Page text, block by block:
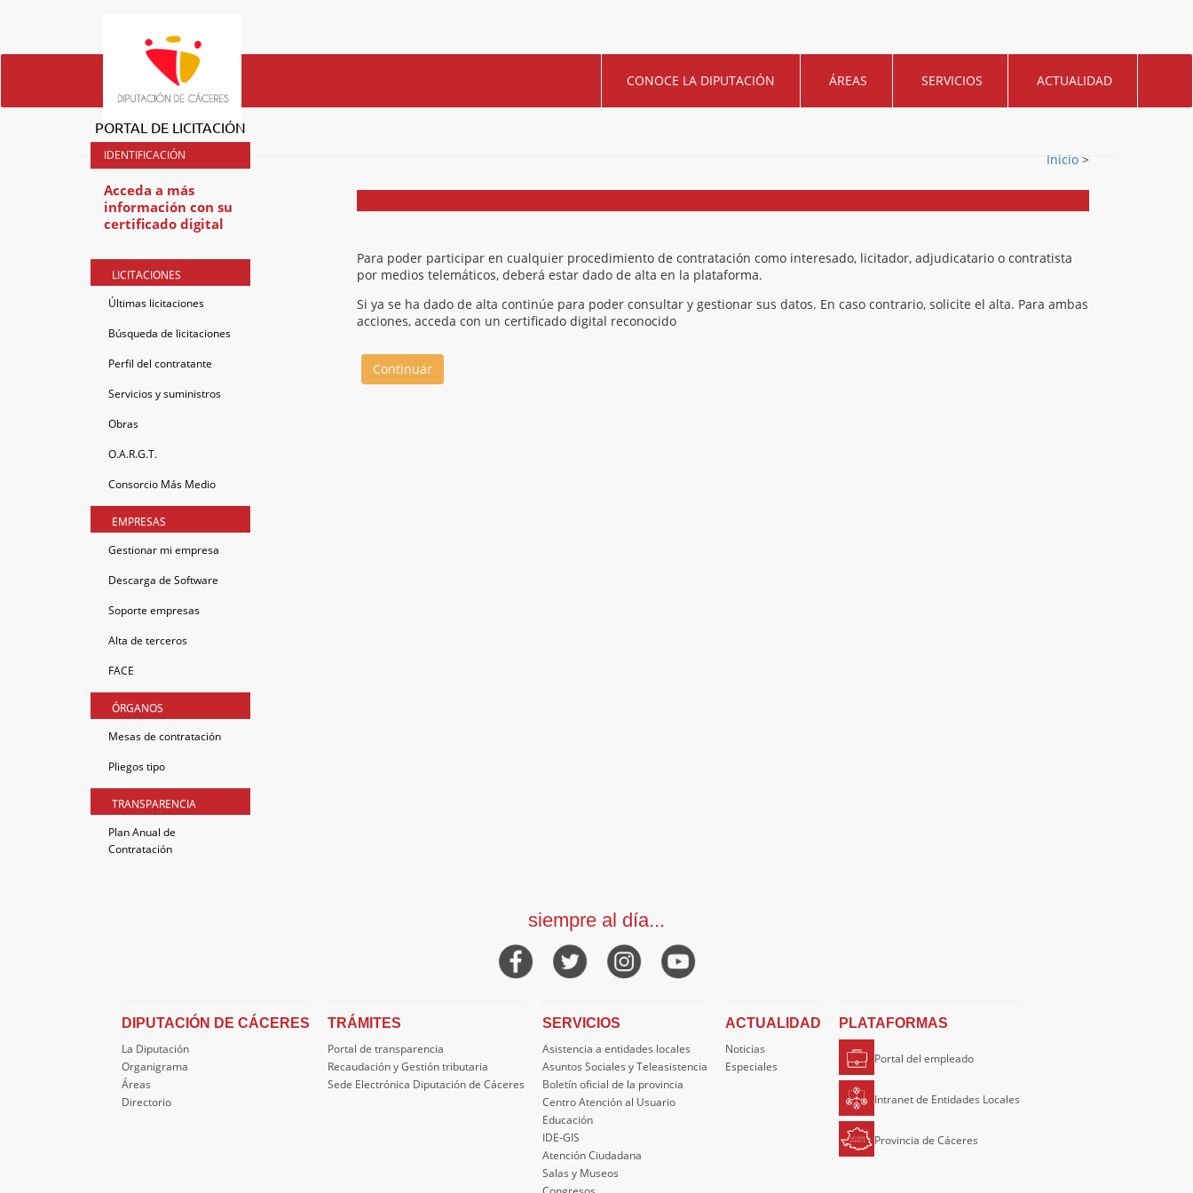
CONOCE LA DIPUTACIÓN ÁREAS SERVICIOS ACTUALIDAD
PORTAL DE LICITACIÓN
Acceda a más
información con su
certificado digital
LICITACIONES
Últimas licitaciones
Búsqueda de licitaciones
Perfil del contratante
Servicios y suministros
Obras
O.A.R.G.T.
Consorcio Más Medio
EMPRESAS
Gestionar mi empresa
Descarga de Software
Soporte empresas
Alta de terceros
FACE
ÓRGANOS
Mesas de contratación
Pliegos tipo
TRANSPARENCIA
Plan Anual de
Contratación
Inicio >
Para poder participar en cualquier procedimiento de contratación como interesado, licitador, adjudicatario o contratista
por medios telemáticos, deberá estar dado de alta en la plataforma.
Si ya se ha dado de alta continúe para poder consultar y gestionar sus datos. En caso contrario, solicite el alta. Para ambas
acciones, acceda con un certificado digital reconocido
Continuar
siempre al día...
DIPUTACIÓN DE CÁCERES
La Diputación
Organigrama
Áreas
Directorio
TRÁMITES
Portal de transparencia
Recaudación y Gestión tributaria
Sede Electrónica Diputación de Cáceres
SERVICIOS
Asistencia a entidades locales
Asuntos Sociales y Teleasistencia
Boletín oficial de la provincia
Centro Atención al Usuario
Educación
IDE-GIS
Atención Ciudadana
Salas y Museos
ACTUALIDAD
Noticias
Especiales
PLATAFORMAS
Portal del empleado
Intranet de Entidades Locales
Provincia de Cáceres